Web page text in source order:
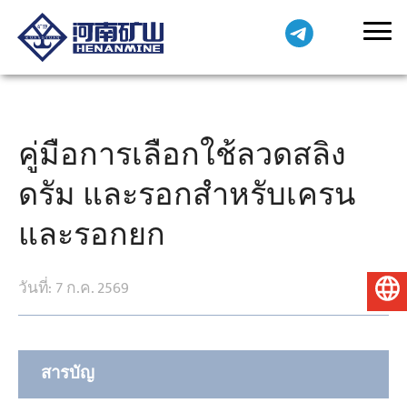
คู่มือการเลือกใช้ลวดสลิง
ดรัม และรอกสำหรับเครน
และรอกยก
วันที่: 7 ก.ค. 2569
สารบัญ
ไทย